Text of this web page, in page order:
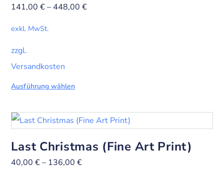
141,00€– 448,00€
exkl. MwSt.
zzgl.
Versandkosten
Ausführung wählen
Last Christmas (Fine Art Print)
40,00€– 136,00€